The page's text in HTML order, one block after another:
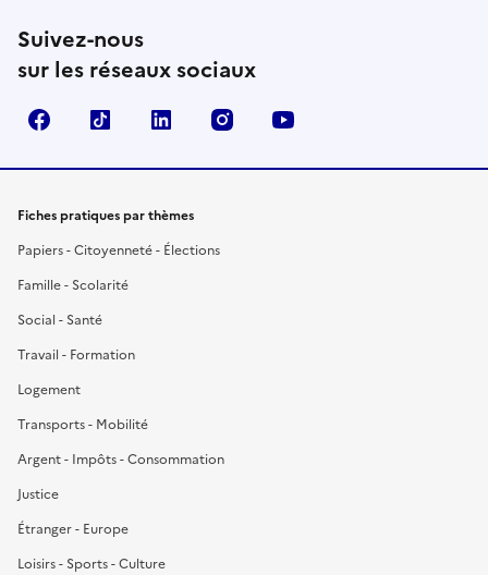
Suivez-nous
sur les réseaux sociaux
FacebookTikTok LinkedIn Instagram
Fiches pratiques par thèmes
Papiers - Citoyenneté - Élections
Famille - Scolarité
Social - Santé
Travail - Formation
Logement
Transports - Mobilité
Argent - Impôts - Consommation
Justice
Étranger - Europe
Loisirs - Sports - Culture